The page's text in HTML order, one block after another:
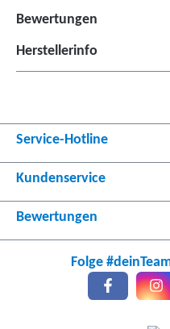
Bewertungen
Herstellerinfo
Service-Hotline
Kundenservice
Bewertungen
Folge